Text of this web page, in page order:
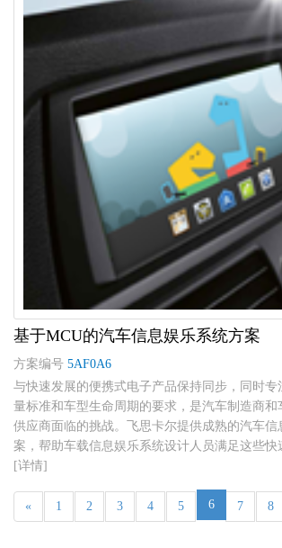
基于MCU的汽车信息娱乐系统方案
方案编号 5AF0A6
与快速发展的便携式电子产品保持同步，同时专
量标准和车型生命周期的要求，是汽车制造商和
供应商面临的挑战。飞思卡尔提供成熟的汽车信
案，帮助车载信息娱乐系统设计人员满足这些快
[详情]
« 1 2 3 4 5 6 7 8